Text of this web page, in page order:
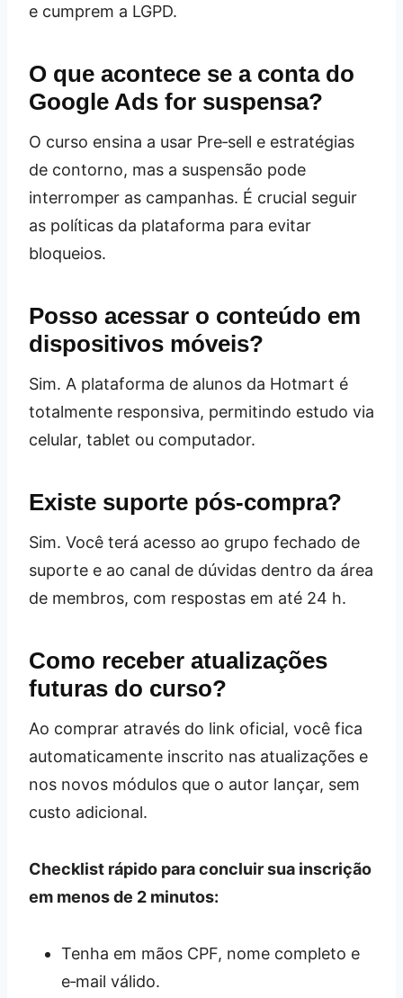
e cumprem a LGPD.
O que acontece se a conta do
Google Ads for suspensa?
O curso ensina a usar Pre‑sell e estratégias
de contorno, mas a suspensão pode
interromper as campanhas. É crucial seguir
as políticas da plataforma para evitar
bloqueios.
Posso acessar o conteúdo em
dispositivos móveis?
Sim. A plataforma de alunos da Hotmart é
totalmente responsiva, permitindo estudo via
celular, tablet ou computador.
Existe suporte pós‑compra?
Sim. Você terá acesso ao grupo fechado de
suporte e ao canal de dúvidas dentro da área
de membros, com respostas em até 24 h.
Como receber atualizações
futuras do curso?
Ao comprar através do link oficial, você fica
automaticamente inscrito nas atualizações e
nos novos módulos que o autor lançar, sem
custo adicional.
Checklist rápido para concluir sua inscrição
em menos de 2 minutos:
Tenha em mãos CPF, nome completo e
e‑mail válido.